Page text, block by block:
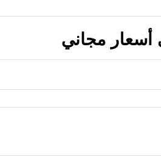
أسعار مجاني